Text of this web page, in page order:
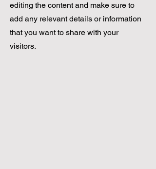
editing the content and make sure to
add any relevant details or information
that you want to share with your
visitors.